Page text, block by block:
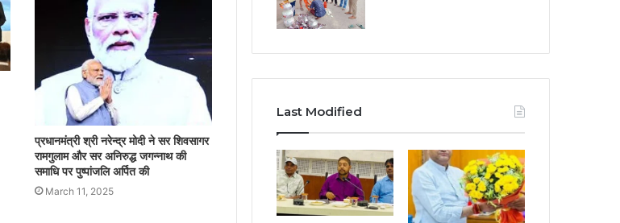
प्रधानमंत्री श्री नरेन्द्र मोदी ने सर शिवसागर
रामगुलाम और सर अनिरुद्ध जगन्नाथ की
समाधि पर पुष्पांजलि अर्पित की
March 11, 2025
Last Modified